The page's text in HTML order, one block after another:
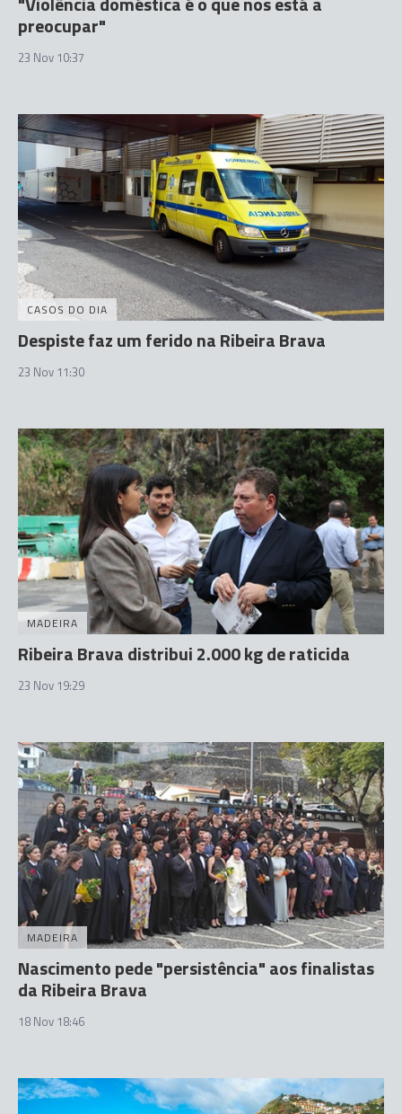
preocupar"
23 Nov 10:37
CASOS DO DIA
Despiste faz um ferido na Ribeira Brava
23 Nov 11:30
MADEIRA
Ribeira Brava distribui 2.000 kg de raticida
23 Nov 19:29
MADEIRA
Nascimento pede "persistência" aos finalistas
da Ribeira Brava
18 Nov 18:46